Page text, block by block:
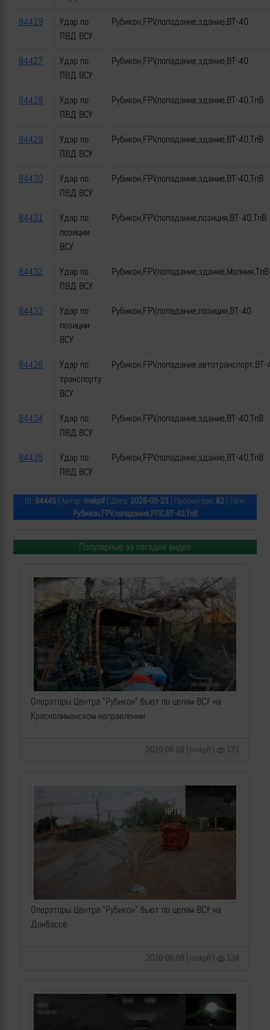
84419
Удар по
ПВД ВСУ
Рубикон,FPV,попадание,здание,ВТ-40
84427
Удар по
ПВД ВСУ
Рубикон,FPV,попадание,здание,ВТ-40
84428
Удар по
ПВД ВСУ
Рубикон,FPV,попадание,здание,ВТ-40,ТпВ
84429
Удар по
ПВД ВСУ
Рубикон,FPV,попадание,здание,ВТ-40,ТпВ
84430
Удар по
ПВД ВСУ
Рубикон,FPV,попадание,здание,ВТ-40,ТпВ
84431
Удар по
позиции
ВСУ
Рубикон,FPV,попадание,позиция,ВТ-40,ТпВ
84432
Удар по
ПВД ВСУ
Рубикон,FPV,попадание,здание,Молния,ТпВ
84433
Удар по
позиции
ВСУ
Рубикон,FPV,попадание,позиция,ВТ-40
84426
Удар по
транспорту
ВСУ
84434
Удар по
ПВД ВСУ
Рубикон,FPV,попадание,здание,ВТ-40,ТпВ
84435
Удар по
ПВД ВСУ
Рубикон,FPV,попадание,здание,ВТ-40,ТпВ
ID: 84445| Автор: makpif| Дата: 2026-05-21| Просмотров: 82| Теги:
Рубикон,FPV,попадание,РЛС,ВТ-40,ТпВ
Популярные за сегодня видео
Операторы Центра "Рубикон" бьют по целям ВСУ на
Краснолиманском направлении
2026-08-08 | makpif | 171
Операторы Центра "Рубикон" бьют по целям ВСУ на
Донбассе
2026-08-08 | makpif | 134